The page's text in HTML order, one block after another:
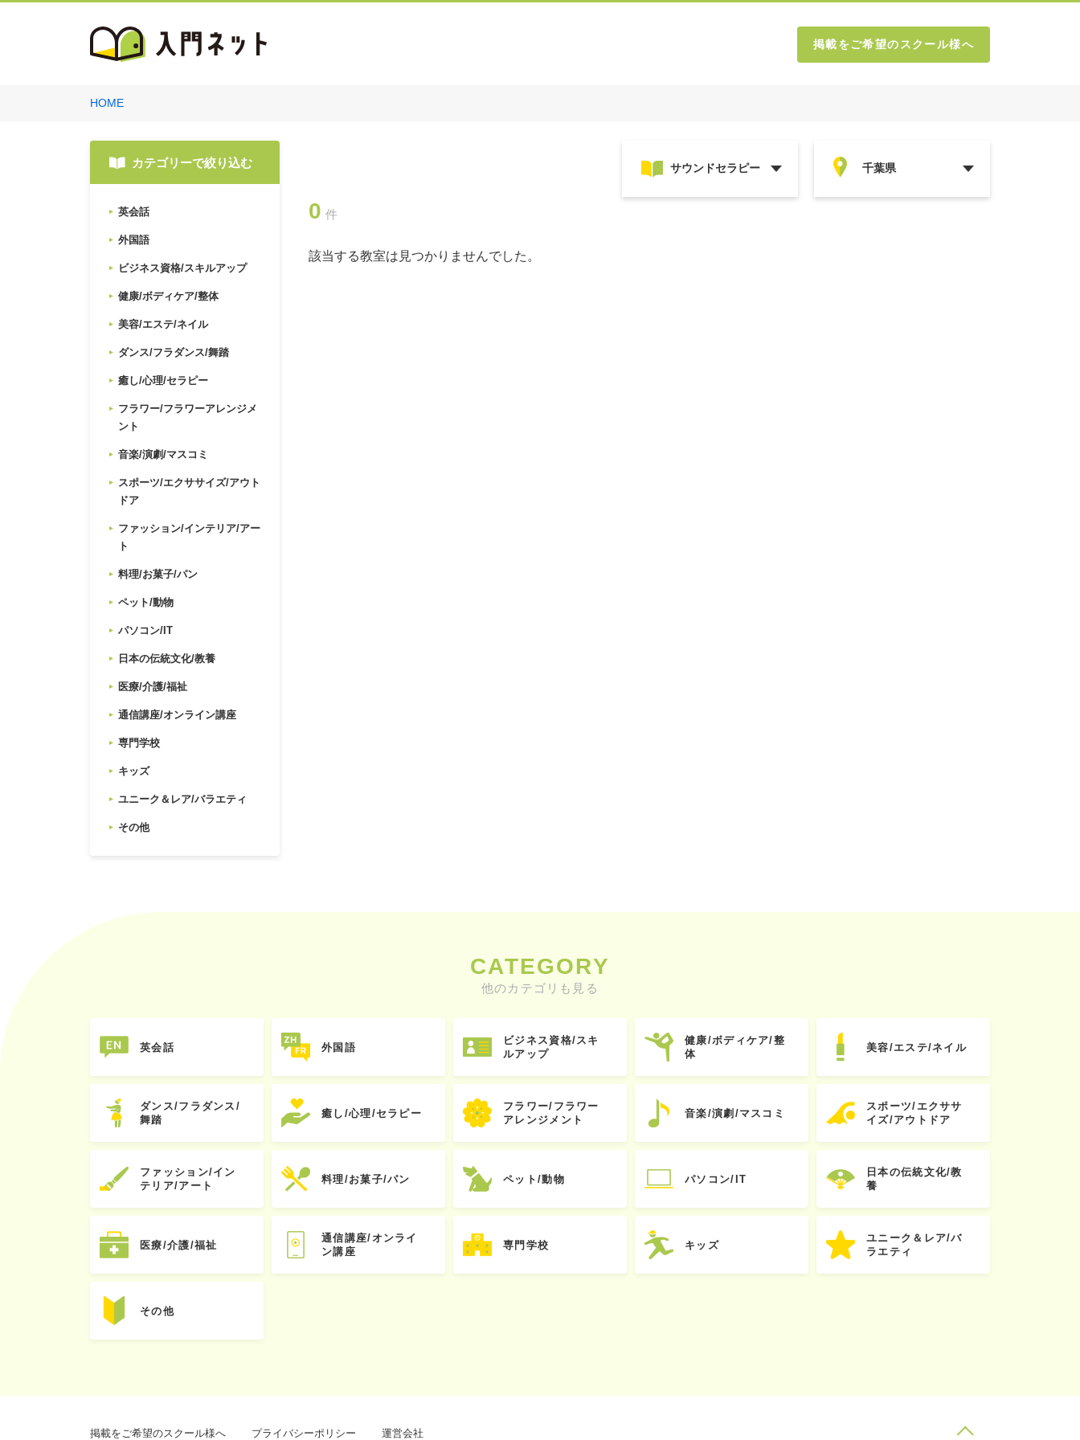
掲載をご希望のスクール様へ
HOME
カテゴリーで絞り込む
英会話
外国語
ビジネス資格/スキルアップ
健康/ボディケア/整体
美容/エステ/ネイル
ダンス/フラダンス/舞踏
癒し/心理/セラピー
フラワー/フラワーアレンジメ
ント
音楽/演劇/マスコミ
スポーツ/エクササイズ/アウト
ドア
ファッション/インテリア/アー
ト
料理/お菓子/パン
ペット/動物
パソコン/IT
日本の伝統文化/教養
医療/介護/福祉
通信講座/オンライン講座
専門学校
キッズ
ユニーク＆レア/バラエティ
その他
0 件
該当する教室は見つかりませんでした。
CATEGORY
他のカテゴリも見る
英会話 外国語
ビジネス資格/スキ
ルアップ
健康/ボディケア/整
体
美容/エステ/ネイル
ダンス/フラダンス/
舞踏
癒し/心理/セラピー
フラワー/フラワー
アレンジメント
音楽/演劇/マスコミ
スポーツ/エクササ
イズ/アウトドア
ファッション/イン
テリア/アート
料理/お菓子/パン ペット/動物 パソコン/IT
日本の伝統文化/教
養
医療/介護/福祉
通信講座/オンライ
ン講座
専門学校 キッズ
ユニーク＆レア/バ
ラエティ
その他
掲載をご希望のスクール様へ プライバシーポリシー 運営会社